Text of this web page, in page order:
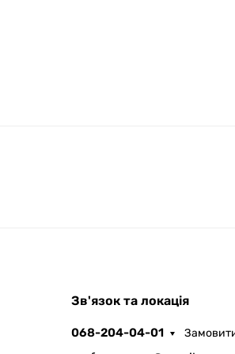
Зв'язок та локація
068-204-04-01
ROOFER
AI помічник